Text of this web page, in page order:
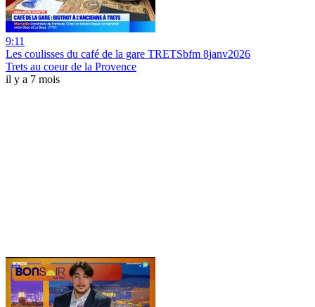
9:11
Les coulisses du café de la gare TRETSbfm 8janv2026
Trets au coeur de la Provence
il y a 7 mois